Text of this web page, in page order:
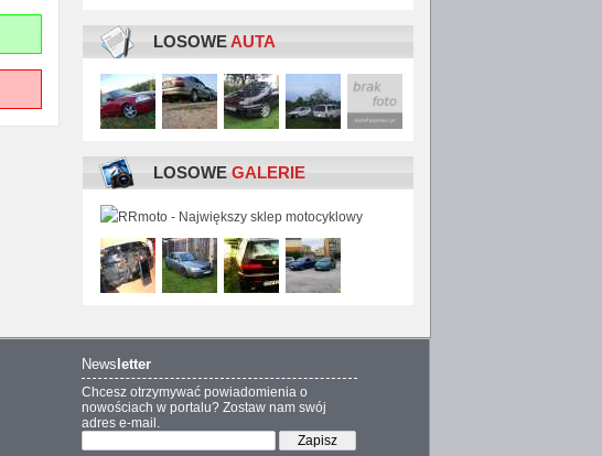
LOSOWEAUTA
LOSOWE GALERIE
News letter
Chcesz otrzymywać powiadomienia o
nowościach w portalu? Zostaw nam swój
adres e-mail.